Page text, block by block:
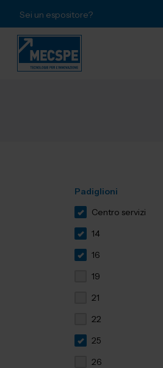
Sei un espositore?
Padiglioni
Centro servizi
14
16
19
21
22
25
26